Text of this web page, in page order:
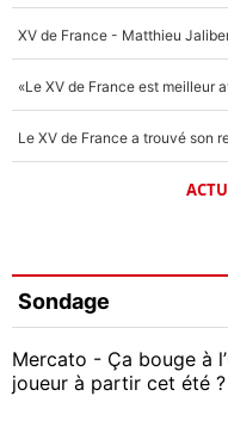
Sondage
Mercato - Ça bouge à
joueur à partir cet été ?